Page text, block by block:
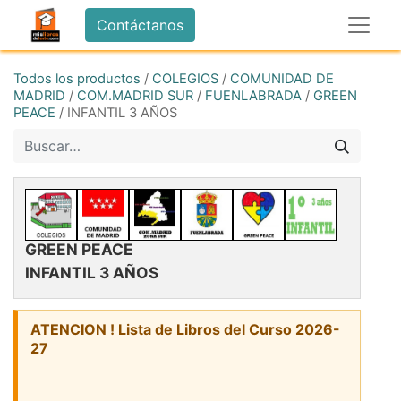
Contáctanos
Todos los productos / COLEGIOS / COMUNIDAD DE
MADRID / COM.MADRID SUR / FUENLABRADA / GREEN
PEACE / INFANTIL 3 AÑOS
GREEN PEACE
INFANTIL 3 AÑOS
ATENCION ! Lista de Libros del Curso 2026-
27